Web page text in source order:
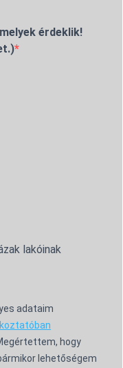
érdeklik!
lakóinak
adataim
hogy
lehetőségem